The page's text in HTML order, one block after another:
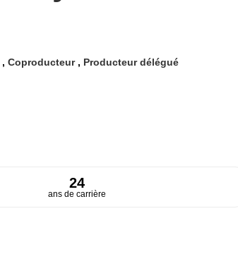
, Coproducteur , Producteur délégué
24
ans de carrière